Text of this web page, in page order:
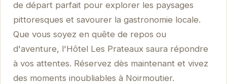
de départ parfait pour explorer les paysages
pittoresques et savourer la gastronomie locale.
Que vous soyez en quête de repos ou
d'aventure, l'Hôtel Les Prateaux saura répondre
à vos attentes. Réservez dès maintenant et vivez
des moments inoubliables à Noirmoutier.